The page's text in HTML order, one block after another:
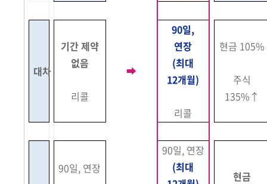
대차
기간 제약
없음
리콜
➡
90일,
연장
(최대
12개월)
리콜
현금 105%
주식
135%↑
90일, 연장
90일, 연장
(최대
현금